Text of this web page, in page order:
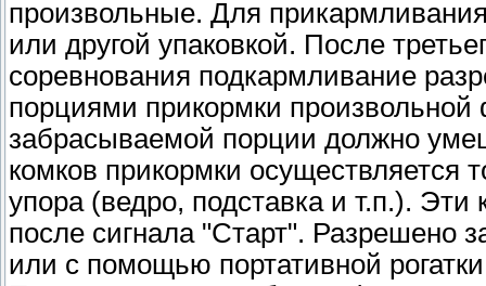
произвольные. Для
или другой упаковкой. После
соревнования подкармливание
порциями прикормки
забрасываемой порции должно
комков прикормки осуществляется
упора (ведро, подставка и т.п.). Эти
после сигнала "Старт". Разрешено
или с помощью портативной